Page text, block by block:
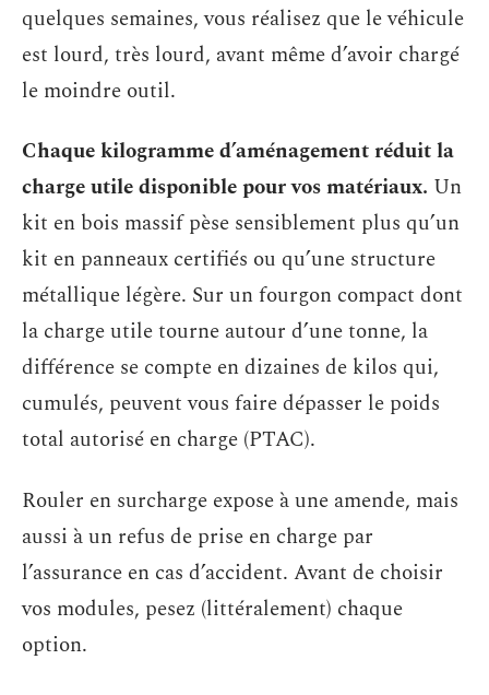
quelques semaines, vous réalisez que le véhicule
est lourd, très lourd, avant même d’avoir chargé
le moindre outil.
Chaque kilogramme d’aménagement réduit la
charge utile disponible pour vos matériaux. Un
kit en bois massif pèse sensiblement plus qu’un
kit en panneaux certifiés ou qu’une structure
métallique légère. Sur un fourgon compact dont
la charge utile tourne autour d’une tonne, la
différence se compte en dizaines de kilos qui,
cumulés, peuvent vous faire dépasser le poids
total autorisé en charge (PTAC).
Rouler en surcharge expose à une amende, mais
aussi à un refus de prise en charge par
l’assurance en cas d’accident. Avant de choisir
vos modules, pesez (littéralement) chaque
option.